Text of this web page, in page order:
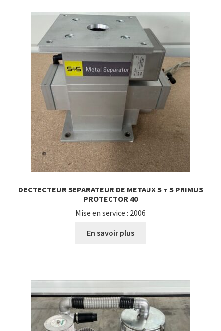
DECTECTEUR SEPARATEUR DE METAUX S + S PRIMUS
PROTECTOR 40
Mise en service : 2006
En savoir plus